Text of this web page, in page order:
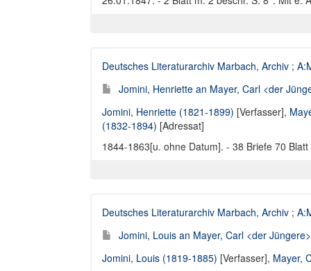
Deutsches Literaturarchiv Marbach, Archiv ;
Jomini, Henriette an Mayer, Carl <der
Jomini, Henriette (1821-1899) [Verfasser],
(1832-1894) [Adressat]
1844-1863[u. ohne Datum]. - 38 Briefe 70 Blatt
Deutsches Literaturarchiv Marbach, Archiv ;
Jomini, Louis an Mayer, Carl <der
Jomini, Louis (1819-1885) [Verfasser], Mayer,